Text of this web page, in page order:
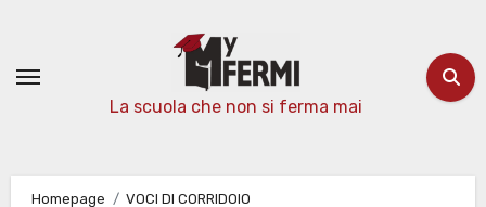
contenuto
La scuola che non si ferma mai
Homepage
VOCI DI CORRIDOIO